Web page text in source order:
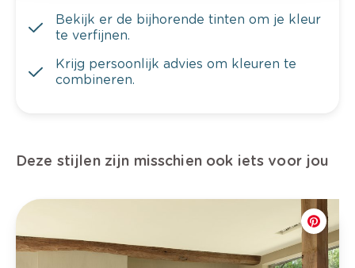
Bekijk er de bijhorende tinten om je kleur
te verfijnen.
Krijg persoonlijk advies om kleuren te
combineren.
Deze stijlen zijn misschien ook iets voor jou